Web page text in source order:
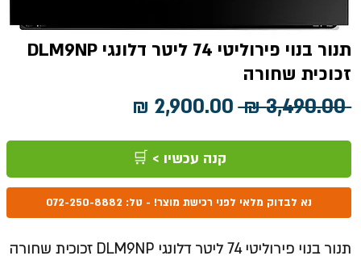
תנור בנוי פירוליטי 74 ליטר דלונגי DLM9NP
זכוכית שחורה
‏3,490.00 ‏₪
מחיר
רגיל
מבצע
קנה עכשיו > 🛒
נא לבדוק מלאי לפני רכישת מוצר! - טל: 072-250-8882
תנור בנוי פירוליטי 74 ליטר דלונגי DLM9NP זכוכית שחורה